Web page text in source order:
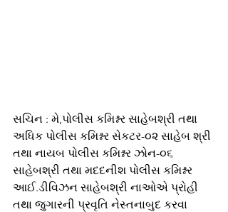
સચિન : મે,પોલીસ કમિશ્નર સાહેબશ્રી તથા
અધિક પોલીસ કમિશ્નર સેકટર-૦૨ સાહેબ શ્રી
તથા નાયબ પોલીસ કમિશ્નર ઝોન-૦૬
સાહેબશ્રી તથા મદદનીશ પોલીસ કમિશ્નર
આઈ.ડીવિઝન સાહેબશ્રી નાઓએ પ્રોહી
તથા જુગારની પ્રવૃતિ નેસ્તનાબુદ કરવા